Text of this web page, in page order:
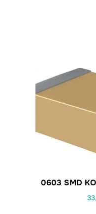
0603 SMD